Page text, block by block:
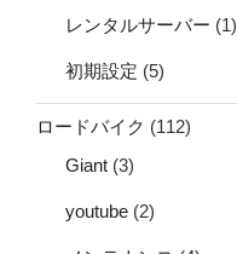
レンタルサーバー (1)
初期設定 (5)
ロードバイク (112)
Giant (3)
youtube (2)